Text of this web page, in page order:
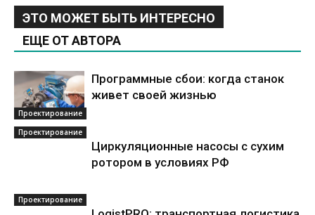
ЭТО МОЖЕТ БЫТЬ ИНТЕРЕСНО
ЕЩЕ ОТ АВТОРА
Проектирование
Программные сбои: когда станок
живет своей жизнью
Проектирование
Циркуляционные насосы с сухим
ротором в условиях РФ
Проектирование